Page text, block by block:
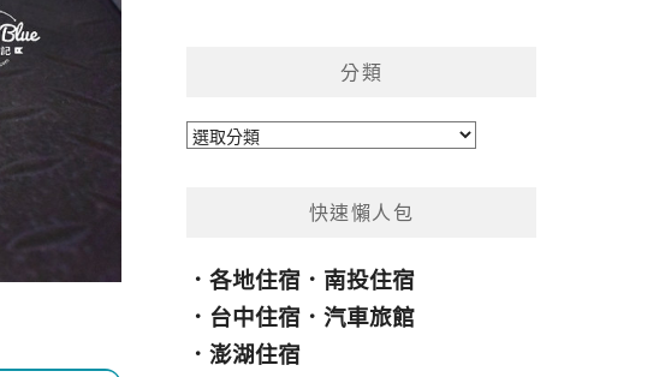
分類
分
快速懶人包
．各地住宿 ． 南投住宿
． 台中住宿 ．汽車旅館
．澎湖住宿